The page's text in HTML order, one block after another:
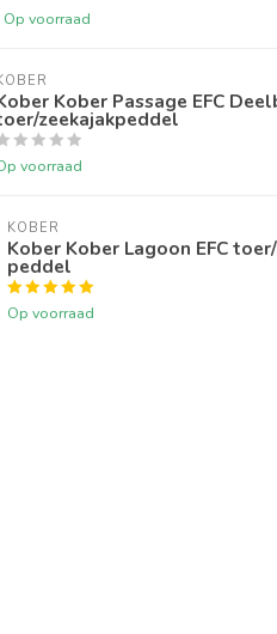
Op voorraad
Kober Passage EFC
zeekajakpeddel
voorraad
KOBER
Kober Kober Lagoon EFC
peddel
Op voorraad